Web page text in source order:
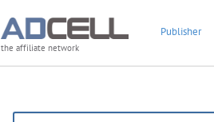
the affiliate network
Publisher